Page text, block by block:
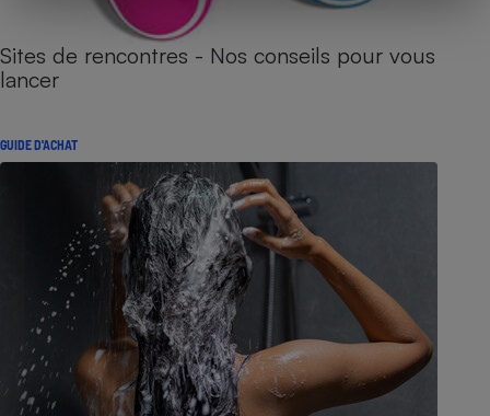
Sites de rencontres - Nos conseils pour vous
lancer
GUIDE D'ACHAT